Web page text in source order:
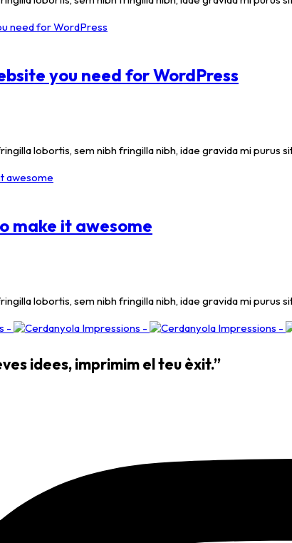
you need for WordPress
lobortis, sem nibh fringilla nibh, idae gravida mi purus
make it awesome
lobortis, sem nibh fringilla nibh, idae gravida mi purus
idees, imprimim el teu èxit.”